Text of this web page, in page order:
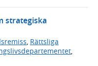
strategiska
, Rättsliga
,